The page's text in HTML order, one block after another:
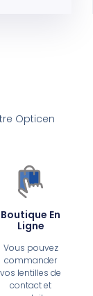
Opticen
Boutique En
Ligne
Vous pouvez
commander
vos lentilles de
contact et